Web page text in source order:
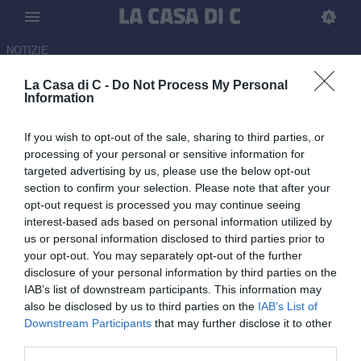
La Casa di C - Do Not Process My Personal
Information
If you wish to opt-out of the sale, sharing to third parties, or
processing of your personal or sensitive information for
targeted advertising by us, please use the below opt-out
section to confirm your selection. Please note that after your
opt-out request is processed you may continue seeing
interest-based ads based on personal information utilized by
us or personal information disclosed to third parties prior to
your opt-out. You may separately opt-out of the further
disclosure of your personal information by third parties on the
IAB’s list of downstream participants. This information may
also be disclosed by us to third parties on the IAB’s List of
Downstream Participants that may further disclose it to other
NOTIZIE
Ascoli, da giovedì la vendita
il Brescia
03.06.2026 12:48 diCarmine Rossi
Comunicato ufficiale da parte del club bianconero in vista del
match di ritorno contro la squadra di Corini.